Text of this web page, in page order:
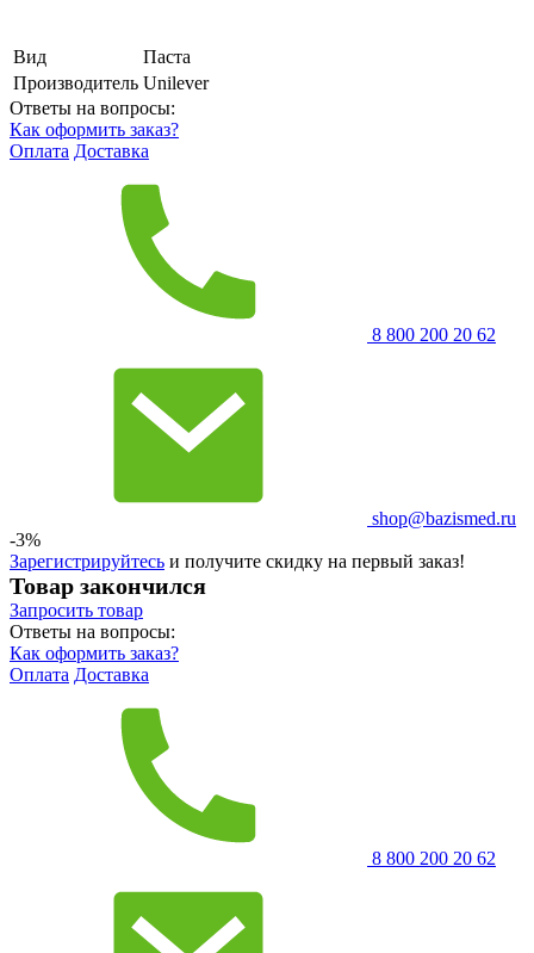
Вид
Паста
Производитель Unilever
Ответы на вопросы:
Как оформить заказ?
Оплата Доставка
8 800 200 20 62
shop@bazismed.ru
-3%
Зарегистрируйтесь и получите скидку на первый заказ!
Товар закончился
Запросить товар
Ответы на вопросы:
Как оформить заказ?
Оплата Доставка
8 800 200 20 62